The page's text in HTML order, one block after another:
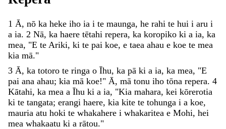
1 Ā, nō ka heke iho ia i te maunga, he rahi te hui i aru i
a ia. 2 Nā, ka haere tētahi repera, ka koropiko ki a ia, ka
mea, "E te Ariki, ki te pai koe, e taea ahau e koe te mea
kia mā."
3 Ā, ka totoro te ringa o Īhu, ka pā ki a ia, ka mea, "E
pai ana ahau; kia mā koe!" Ā, mā tonu iho tōna repera. 4
Kātahi, ka mea a Īhu ki a ia, "Kia mahara, kei kōrerotia
ki te tangata; erangi haere, kia kite te tohunga i a koe,
mauria atu hoki te whakahere i whakaritea e Mohi, hei
mea whakaatu ki a rātou."